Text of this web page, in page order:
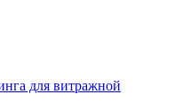
для витражной